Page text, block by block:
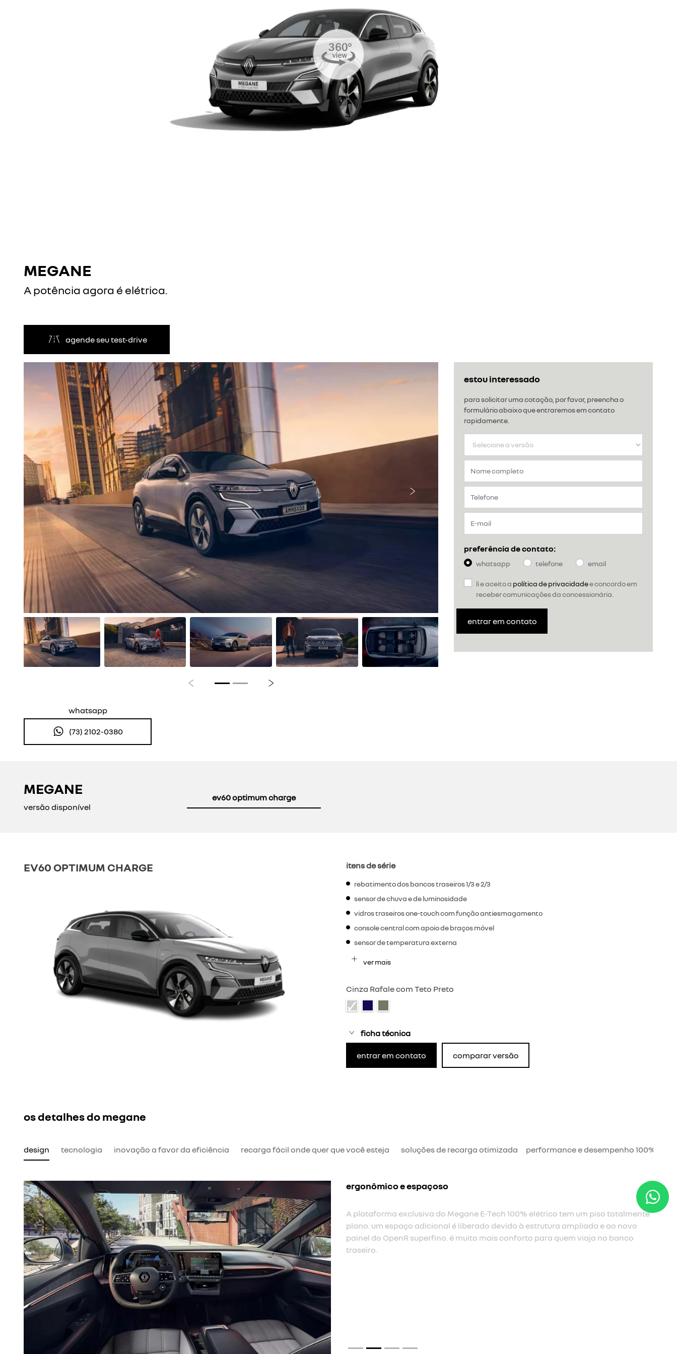
MEGANE
A potência agora é elétrica.
agende seu test-drive
estou interessado
para solicitar uma cotação, por favor, preencha o
formulário abaixo que entraremos em contato
rapidamente.
preferência de contato:
whatsapp telefone email
li e aceito a política de privacidadee concordo em
receber comunicações da concessionária.
entrar em contato
Anterior Próximo
Anterior Próximo
whatsapp
(73) 2102-0380
MEGANE
versão disponível
ev60 optimum charge
EV60 OPTIMUM CHARGE itens de série
rebatimento dos bancos traseiros 1/3 e 2/3
sensor de chuva e de luminosidade
vidros traseiros one-touch com função antiesmagamento
console central com apoio de braços móvel
sensor de temperatura externa
ver mais
Cinza Rafale com Teto Preto
ficha técnica
entrar em contato comparar versão
os detalhes do megane
design tecnologia inovação a favor da eficiência recarga fácil onde quer que você esteja soluções de recarga otimizada performance e desempenho 100%
ergonômico e espaçoso
A plataforma exclusiva do Megane E-Tech 100% elétrico tem um piso totalmente
plano. um espaço adicional é liberado devido à estrutura ampliada e ao novo
painel do OpenR superfino. é muito mais conforto para quem viaja no banco
traseiro.